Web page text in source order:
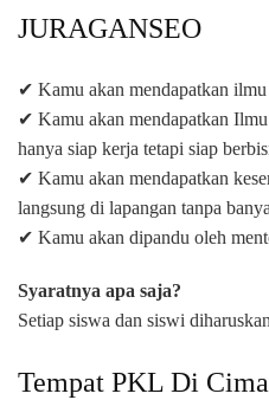
JURAGANSEO
✔ Kamu akan mendapatkan
✔ Kamu akan mendapatkan
hanya siap kerja tetapi siap
✔ Kamu akan mendapatkan
langsung di lapangan tanpa
✔ Kamu akan dipandu oleh
Syaratnya apa saja?
Setiap siswa dan siswi
Tempat PKL Di